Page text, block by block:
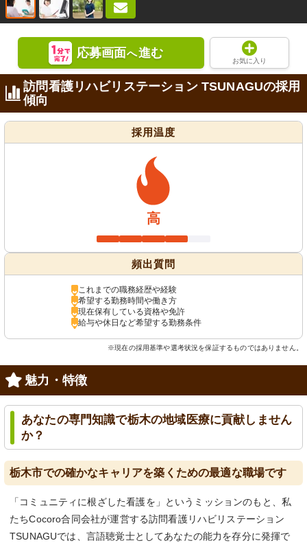
応募画面へ進む
お気に入り
訪問看護リハビリステーション TSUNAGUの採用
傾向
採用温度
高
頻出質問
これまでの職務経歴や経験
希望する勤務時間や働き方
現在保有している資格や免許
給与や休日など希望する勤務条件
※現在の採用基準や選考状況を保証するものではありません。
魅力・特徴
あなたの専門知識で栃木の地域医療に貢献しません
か？
栃木市での確かなキャリアを築くための最適な職場です
「コミュニティに根ざした看護を」というミッションのもと、私
たちCocoro合同会社が運営する訪問看護リハビリステーション
TSUNAGUでは、言語聴覚士としてあなたの能力を存分に発揮で